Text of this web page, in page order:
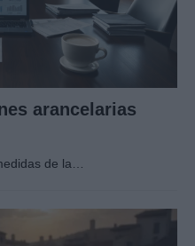
arancelarias
de la…